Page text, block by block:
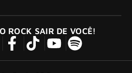
ROCK SAIR DE VOCÊ!